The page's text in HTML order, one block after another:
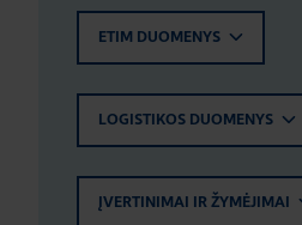
ETIM DUOMENYS
LOGISTIKOS DUOMENYS
ĮVERTINIMAI IR ŽYMĖJIMAI